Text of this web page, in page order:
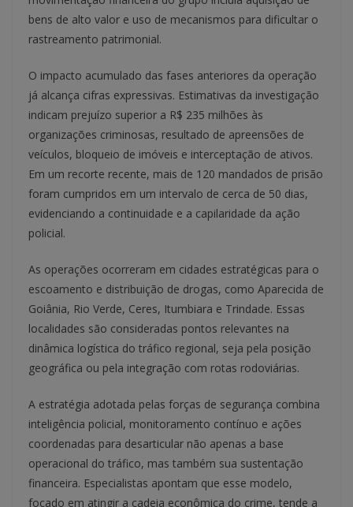
bens de alto valor e uso de mecanismos para dificultar o
rastreamento patrimonial.
O impacto acumulado das fases anteriores da operação
já alcança cifras expressivas. Estimativas da investigação
indicam prejuízo superior a R$ 235 milhões às
organizações criminosas, resultado de apreensões de
veículos, bloqueio de imóveis e interceptação de ativos.
Em um recorte recente, mais de 120 mandados de prisão
foram cumpridos em um intervalo de cerca de 50 dias,
evidenciando a continuidade e a capilaridade da ação
policial.
As operações ocorreram em cidades estratégicas para o
escoamento e distribuição de drogas, como Aparecida de
Goiânia, Rio Verde, Ceres, Itumbiara e Trindade. Essas
localidades são consideradas pontos relevantes na
dinâmica logística do tráfico regional, seja pela posição
geográfica ou pela integração com rotas rodoviárias.
A estratégia adotada pelas forças de segurança combina
inteligência policial, monitoramento contínuo e ações
coordenadas para desarticular não apenas a base
operacional do tráfico, mas também sua sustentação
financeira. Especialistas apontam que esse modelo,
focado em atingir a cadeia econômica do crime, tende a